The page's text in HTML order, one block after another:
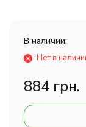
В наличии:
Нет в
884 грн.